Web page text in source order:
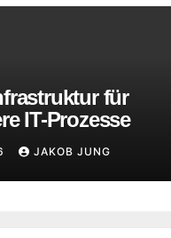
für
IT-Prozesse
JAKOB JUNG